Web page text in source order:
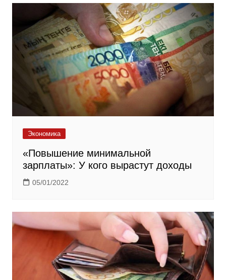
Экономика
«Повышение минимальной
зарплаты»: У кого вырастут доходы
05/01/2022